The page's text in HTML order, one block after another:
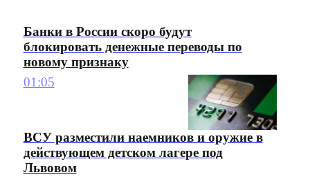
Банки в России скоро будут
блокировать денежные переводы по
новому признаку
01:05
ВСУ разместили наемников и оружие в
действующем детском лагере под
Львовом